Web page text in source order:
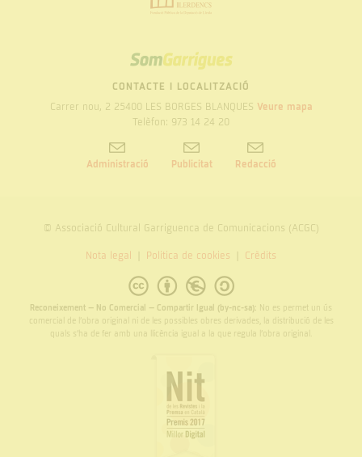
SOM
GARRIGUES
CONTACTE I LOCALITZACIÓ
Carrer nou, 2 25400 LES BORGES BLANQUES Veure mapa
Telèfon: 973 14 24 20
Administració Publicitat Redacció
© Associació Cultural Garriguenca de Comunicacions (ACGC)
Nota legal Politica de cookies Crèdits
Reconeixement – No Comercial – Compartir Igual (by-nc-sa): No es permet un ús
comercial de l’obra original ni de les possibles obres derivades, la distribució de les
quals s’ha de fer amb una llicència igual a la que regula l’obra original.